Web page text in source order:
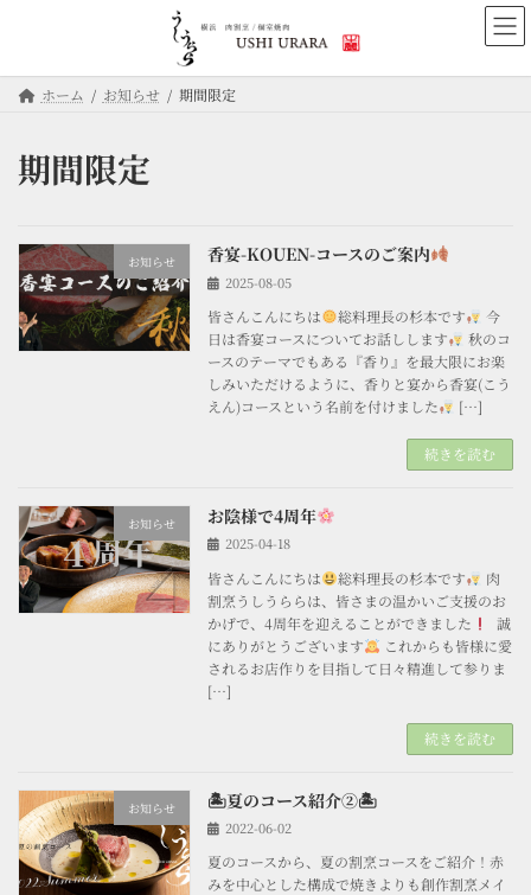
ン
ー
ホーム お知らせ 期間限定
期間限定
お知らせ 香宴-KOUEN-コースのご案内
2025-08-05
皆さんこんにちは 総料理長の杉本です
今
日は香宴コースについてお話しします
秋のコ
ースのテーマでもある『香り』を最大限にお楽
しみいただけるように、香りと宴から香宴(こう
えん)コースという名前を付けました
[…]
続きを読む
お知らせ お陰様で4周年
2025-04-18
皆さんこんにちは 総料理長の杉本です
肉
割烹うしうららは、皆さまの温かいご支援のお
かげで、4周年を迎えることができました
誠
にありがとうございます
これからも皆様に愛
されるお店作りを目指して日々精進して参りま
[…]
続きを読む
お知らせ 🏝夏のコース紹介②🏝
2022-06-02
夏のコースから、夏の割烹コースをご紹介！赤
みを中心とした構成で焼きよりも創作割烹メイ